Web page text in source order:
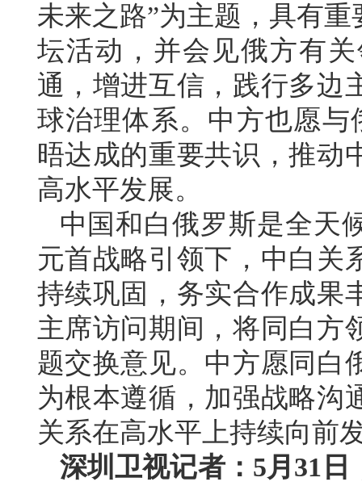
未来之路”为主题，具有
坛活动，并会见俄方有
通，增进互信，践行多边
球治理体系。中方也愿
晤达成的重要共识，推动
高水平发展。
中国和白俄罗斯是全天
元首战略引领下，中白关
持续巩固，务实合作成果
主席访问期间，将同白方
题交换意见。中方愿同白
为根本遵循，加强战略沟
关系在高水平上持续向前
深圳卫视记者：5月31